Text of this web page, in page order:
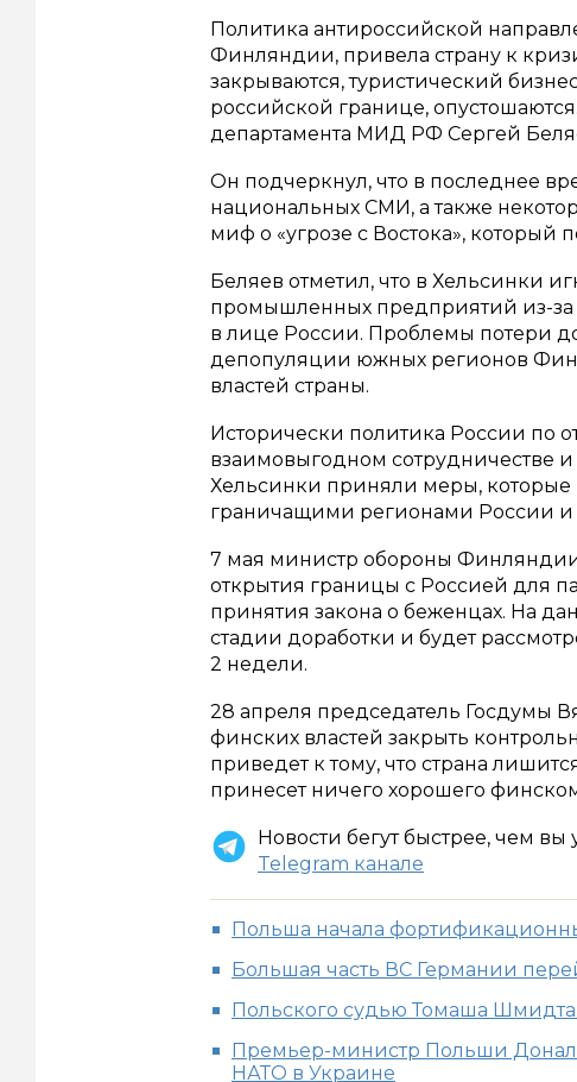
Политика антироссийской
Финляндии, привела страну к
закрываются, туристический
российской границе,
департамента МИД РФ Сергей
Он подчеркнул, что в последнее
национальных СМИ, а также
миф о «угрозе с Востока»,
Беляев отметил, что в Хельсинки
промышленных предприятий из-за
в лице России. Проблемы потери
депопуляции южных регионов
властей страны.
Исторически политика России по
взаимовыгодном сотрудничестве
Хельсинки приняли меры,
граничащими регионами России
7 мая министр обороны
открытия границы с Россией для
принятия закона о беженцах. На
стадии доработки и будет
2 недели.
28 апреля председатель Госдумы
финских властей закрыть
приведет к тому, что страна
принесет ничего хорошего
Новости бегут быстрее, чем
Telegram канале
Польша начала
Большая часть ВС Германии
Польского судью Томаша
Премьер-министр Польши
НАТО в Украине